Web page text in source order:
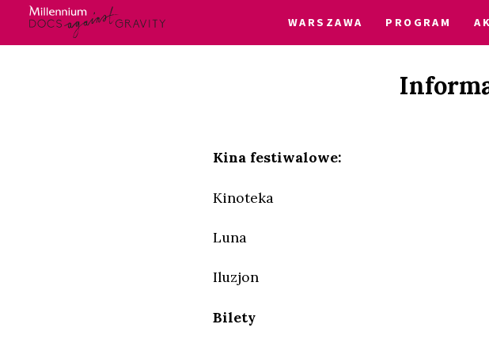
WARSZAWA PROGRAM
Kina festiwalowe:
Kinoteka
Luna
Iluzjon
Bilety